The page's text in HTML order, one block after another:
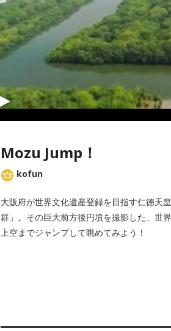
Mozu Jump！
kofun
大阪府が世界文化遺産登録を目指す仁徳天
群」。その巨大前方後円墳を撮影した、世
上空までジャンプして眺めてみよう！